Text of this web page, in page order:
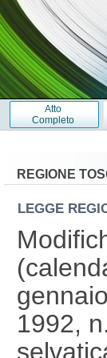
Atto
Completo
REGIONE
LEGGE
1992,